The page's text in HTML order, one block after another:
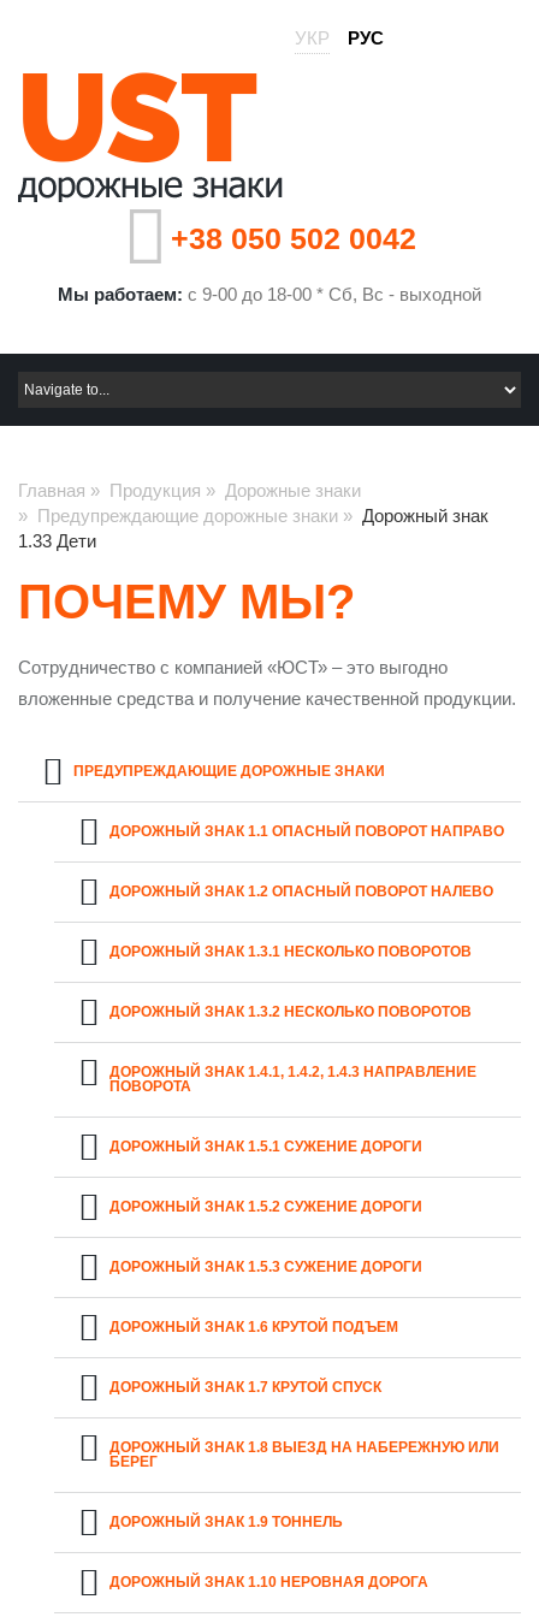
РУС
УКР
+38 050 502 0042
Мы работаем: с 9-00 до 18-00 * Сб, Вс - выходной
Главная » Продукция » Дорожные знаки
» Предупреждающие дорожные знаки » Дорожный знак
1.33 Дети
ПОЧЕМУ МЫ?
Сотрудничество с компанией «ЮСТ» – это выгодно
вложенные средства и получение качественной продукции.
ПРЕДУПРЕЖДАЮЩИЕ ДОРОЖНЫЕ ЗНАКИ
ДОРОЖНЫЙ ЗНАК 1.1 ОПАСНЫЙ ПОВОРОТ НАПРАВО
ДОРОЖНЫЙ ЗНАК 1.2 ОПАСНЫЙ ПОВОРОТ НАЛЕВО
ДОРОЖНЫЙ ЗНАК 1.3.1 НЕСКОЛЬКО ПОВОРОТОВ
ДОРОЖНЫЙ ЗНАК 1.3.2 НЕСКОЛЬКО ПОВОРОТОВ
ДОРОЖНЫЙ ЗНАК 1.4.1, 1.4.2, 1.4.3 НАПРАВЛЕНИЕ
ПОВОРОТА
ДОРОЖНЫЙ ЗНАК 1.5.1 СУЖЕНИЕ ДОРОГИ
ДОРОЖНЫЙ ЗНАК 1.5.2 СУЖЕНИЕ ДОРОГИ
ДОРОЖНЫЙ ЗНАК 1.5.3 СУЖЕНИЕ ДОРОГИ
ДОРОЖНЫЙ ЗНАК 1.6 КРУТОЙ ПОДЪЕМ
ДОРОЖНЫЙ ЗНАК 1.7 КРУТОЙ СПУСК
ДОРОЖНЫЙ ЗНАК 1.8 ВЫЕЗД НА НАБЕРЕЖНУЮ ИЛИ
БЕРЕГ
ДОРОЖНЫЙ ЗНАК 1.9 ТОННЕЛЬ
ДОРОЖНЫЙ ЗНАК 1.10 НЕРОВНАЯ ДОРОГА